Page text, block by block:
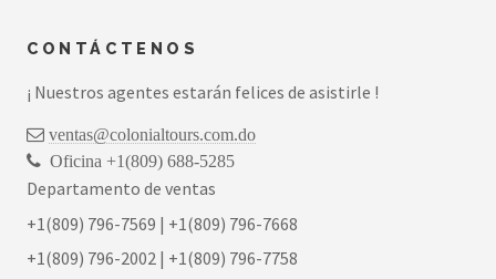
CONTÁCTENOS
¡ Nuestros agentes estarán felices de asistirle !
ventas@colonialtours.com.do
Oficina +1(809) 688-5285
Departamento de ventas
+1(809) 796-7569 | +1(809) 796-7668
+1(809) 796-2002 | +1(809) 796-7758